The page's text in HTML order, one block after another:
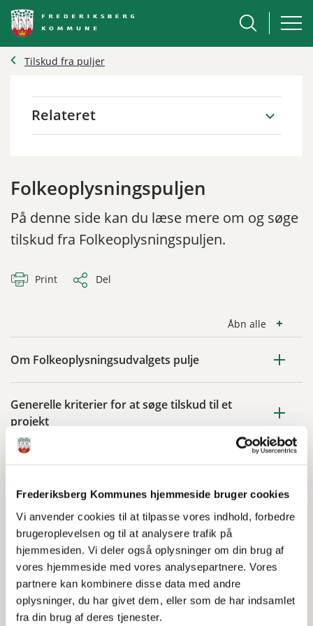
Frederiksberg Kommunes hjemmeside bruger cookies
Vi anvender cookies til at tilpasse vores indhold, forbedre
brugeroplevelsen og til at analysere trafik på
hjemmesiden. Vi deler også oplysninger om din brug af
vores hjemmeside med vores analysepartnere. Vores
partnere kan kombinere disse data med andre
oplysninger, du har givet dem, eller som de har indsamlet
fra din brug af deres tjenester.
Tilskud fra puljer
Relateret
Folkeoplysningspuljen
På denne side kan du læse mere om og søge
tilskud fra Folkeoplysningspuljen.
Print Del
Åbn alle
Om Folkeoplysningsudvalgets pulje
Generelle kriterier for at søge tilskud til et
projekt
Dokumenter
Folkeoplysningsstrategi
152,2 KB PDF
Kontakt